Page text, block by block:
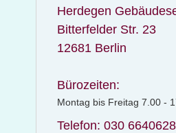
Herdegen
Bitterfelder Str. 23
12681 Berlin
Bürozeiten:
Montag bis Freitag 7.00 -
Telefon: 030